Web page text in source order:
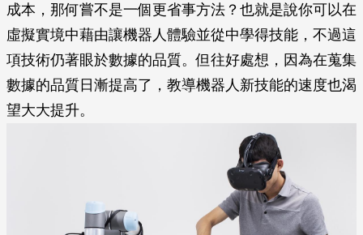
成本，那何嘗不是一個更省事方法？也就是說你可以在
虛擬實境中藉由讓機器人體驗並從中學得技能，不過這
項技術仍著眼於數據的品質。但往好處想，因為在蒐集
數據的品質日漸提高了，教導機器人新技能的速度也渴
望大大提升。